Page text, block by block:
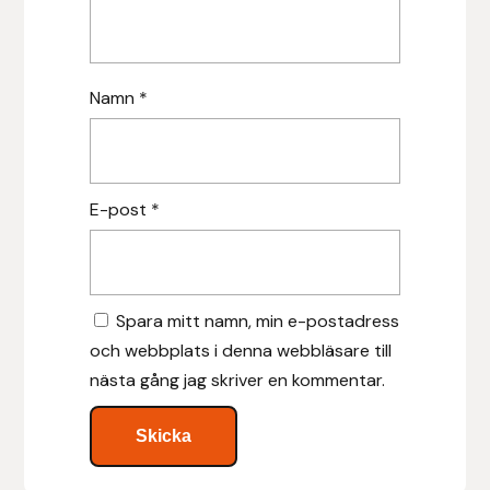
Namn *
E-post *
Spara mitt namn, min e-postadress
och webbplats i denna webbläsare till
nästa gång jag skriver en kommentar.
Mountain Horse
Muck Boot Company